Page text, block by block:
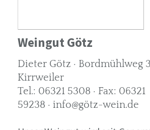
Weingut Götz
Dieter Götz · Bordmühlweg
Kirrweiler
Tel.: 06321 5308 · Fax: 06321
59238 · info@götz-wein.de